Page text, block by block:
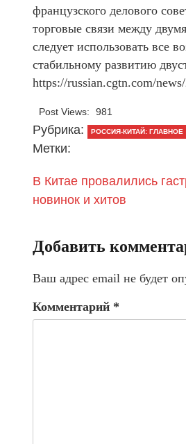
французского делового
торговые связи между
следует использовать все
стабильному развитию
https://russian.cgtn.com/
Post Views: 981
Рубрика: РОССИЯ-КИТАЙ: ГЛАВНОЕ
Метки:
В Китае провалились
новинок и хитов
Добавить
Ваш адрес email не будет
Комментарий *